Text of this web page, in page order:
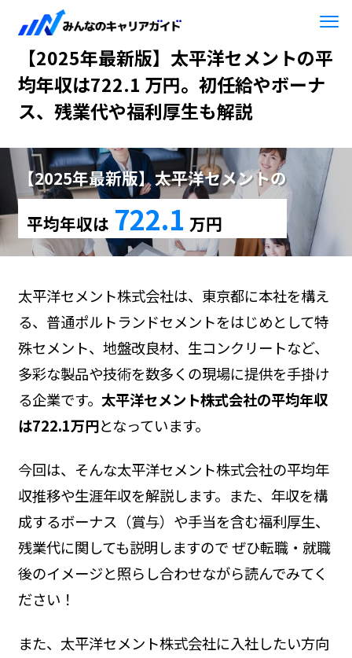
HOME 【2025年最新版】太平洋セメント
【2025年最新版】太平洋セメントの平
均年収は722.1 万円。初任給やボーナ
ス、残業代や福利厚生も解説
【2025年最新版】太平洋セメントの
平均年収は 722.1 万円
太平洋セメント株式会社は、東京都に本社を構え
る、普通ポルトランドセメントをはじめとして特
殊セメント、地盤改良材、生コンクリートなど、
多彩な製品や技術を数多くの現場に提供を手掛け
る企業です。 太平洋セメント株式会社の平均年収
は722.1万円となっています。
今回は、そんな太平洋セメント株式会社の平均年
収推移や生涯年収を解説します。また、年収を構
成するボーナス（賞与）や手当を含む福利厚生、
残業代に関しても説明しますので ぜひ転職・就職
後のイメージと照らし合わせながら読んでみてく
ださい！
また、太平洋セメント株式会社に入社したい方向